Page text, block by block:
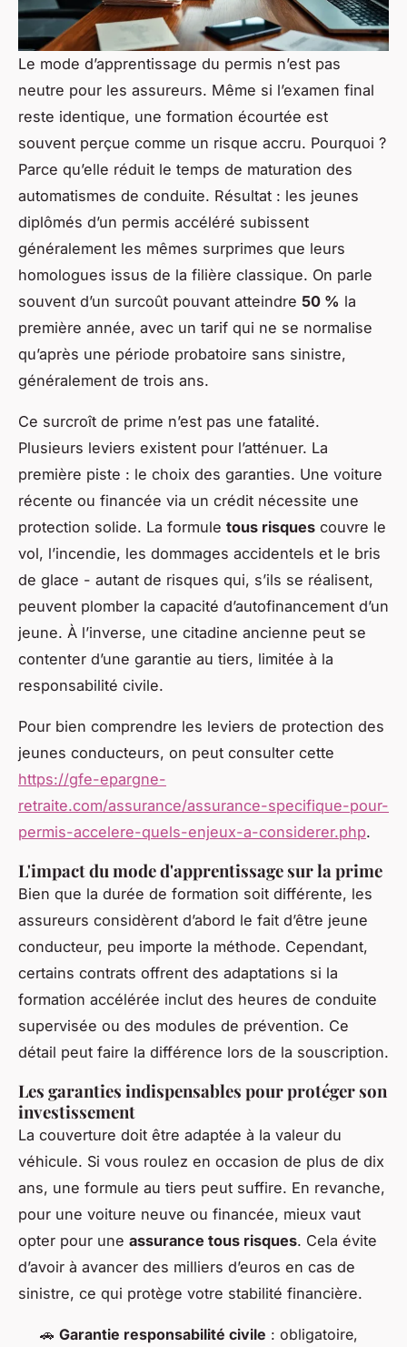
Le mode d’apprentissage du permis n’est pas
neutre pour les assureurs. Même si l’examen final
reste identique, une formation écourtée est
souvent perçue comme un risque accru. Pourquoi ?
Parce qu’elle réduit le temps de maturation des
automatismes de conduite. Résultat : les jeunes
diplômés d’un permis accéléré subissent
généralement les mêmes surprimes que leurs
homologues issus de la filière classique. On parle
souvent d’un surcoût pouvant atteindre 50 % la
première année, avec un tarif qui ne se normalise
qu’après une période probatoire sans sinistre,
généralement de trois ans.
Ce surcroît de prime n’est pas une fatalité.
Plusieurs leviers existent pour l’atténuer. La
première piste : le choix des garanties. Une voiture
récente ou financée via un crédit nécessite une
protection solide. La formule tous risques couvre le
vol, l’incendie, les dommages accidentels et le bris
de glace - autant de risques qui, s’ils se réalisent,
peuvent plomber la capacité d’autofinancement d’un
jeune. À l’inverse, une citadine ancienne peut se
contenter d’une garantie au tiers, limitée à la
responsabilité civile.
Pour bien comprendre les leviers de protection des
jeunes conducteurs, on peut consulter cette
https://gfe-epargne-
retraite.com/assurance/assurance-specifique-pour-
permis-accelere-quels-enjeux-a-considerer.php.
L'impact du mode d'apprentissage sur la prime
Bien que la durée de formation soit différente, les
assureurs considèrent d’abord le fait d’être jeune
conducteur, peu importe la méthode. Cependant,
certains contrats offrent des adaptations si la
formation accélérée inclut des heures de conduite
supervisée ou des modules de prévention. Ce
détail peut faire la différence lors de la souscription.
Les garanties indispensables pour protéger son
investissement
La couverture doit être adaptée à la valeur du
véhicule. Si vous roulez en occasion de plus de dix
ans, une formule au tiers peut suffire. En revanche,
pour une voiture neuve ou financée, mieux vaut
opter pour une assurance tous risques. Cela évite
d’avoir à avancer des milliers d’euros en cas de
sinistre, ce qui protège votre stabilité financière.
🚗 Garantie responsabilité civile : obligatoire,